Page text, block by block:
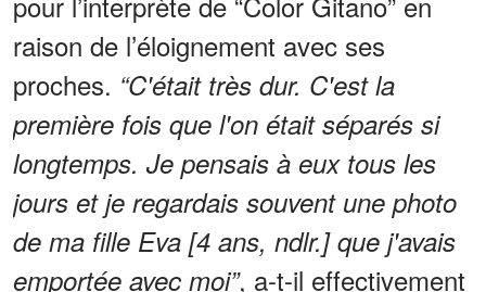
raison de l’éloignement avec ses
proches. “C'était très dur. C'est la
première fois que l'on était séparés si
longtemps. Je pensais à eux tous les
jours et je regardais souvent une photo
de ma fille Eva [4 ans, ndlr.] que j'avais
emportée avec moi”, a-t-il effectivement